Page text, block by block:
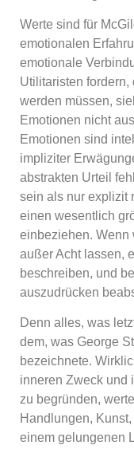
Werte sind für
emotionalen
emotionale
Utilitaristen
werden müssen,
Emotionen nicht
Emotionen sind
impliziter
abstrakten Urteil
sein als nur explizit
einen wesentlich
einbeziehen. Wenn
außer Acht lassen,
beschreiben, und
auszudrücken
Denn alles, was
dem, was George
bezeichnete.
inneren Zweck und
zu begründen,
Handlungen,
einem gelungenen